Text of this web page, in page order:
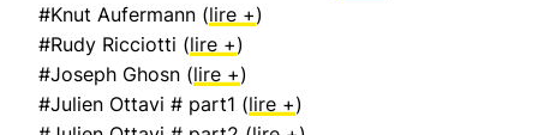
#Knut Aufermann (lire +)
#Rudy Ricciotti (lire +)
#Joseph Ghosn (lire +)
#Julien Ottavi # part1 (lire +)